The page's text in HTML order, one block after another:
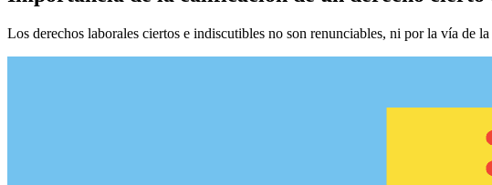
Los derechos laborales ciertos e indiscutibles no son renunciables, ni por la vía de